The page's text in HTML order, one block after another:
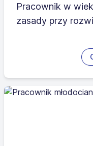
Pracownik w
zasady przy